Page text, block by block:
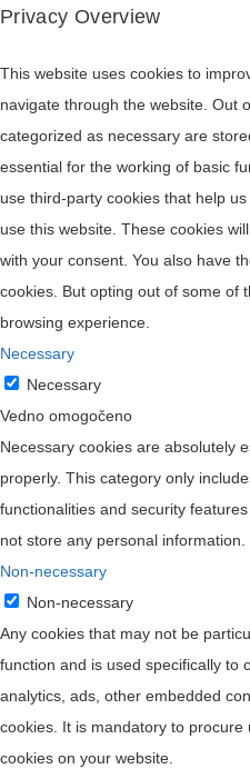
Privacy Overview
This website uses cookies to
navigate through the website. Out
categorized as necessary are
essential for the working of basic
use third-party cookies that help
use this website. These cookies
with your consent. You also have
cookies. But opting out of some of
browsing experience.
Necessary
Necessary
Vedno omogočeno
Necessary cookies are absolutely
properly. This category only
functionalities and security
not store any personal information.
Non-necessary
Non-necessary
Any cookies that may not be
function and is used specifically to
analytics, ads, other embedded
cookies. It is mandatory to
cookies on your website.